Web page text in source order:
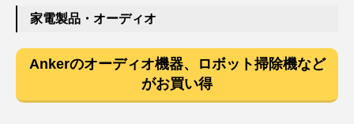
家電製品・オーディオ
Ankerのオーディオ機器、ロボット掃除機など
がお買い得